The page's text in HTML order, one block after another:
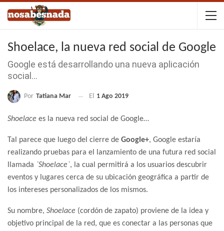
Shoelace, la nueva red social de Google
Google está desarrollando una nueva aplicación
social…
Por Tatiana Mar El 1 Ago 2019
Shoelace es la nueva red social de Google…
Tal parece que luego del cierre de Google+, Google estaría
realizando pruebas para el lanzamiento de una futura red social
llamada `Shoelace`, la cual permitirá a los usuarios descubrir
eventos y lugares cerca de su ubicación geográfica a partir de
los intereses personalizados de los mismos.
Su nombre, Shoelace (cordón de zapato) proviene de la idea y
objetivo principal de la red, que es conectar a las personas que